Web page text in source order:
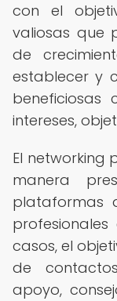
con el
valiosas que
de
establecer y
beneficiosas
intereses,
El networking
manera
plataformas
casos, el
de
apoyo,